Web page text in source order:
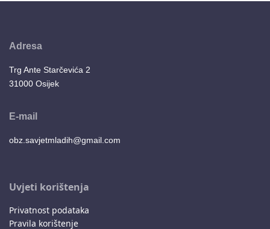
Adresa
Trg Ante Starčevića 2
31000 Osijek
E-mail
obz.savjetmladih@gmail.com
Uvjeti korištenja
Privatnost podataka
Pravila korištenje